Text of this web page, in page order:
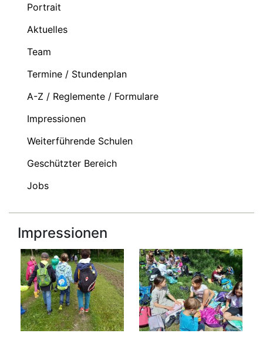
Portrait
Aktuelles
Team
Termine / Stundenplan
A-Z / Reglemente / Formulare
Impressionen
Weiterführende Schulen
Geschützter Bereich
Jobs
Impressionen